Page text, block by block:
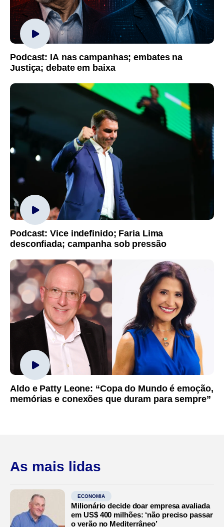
Podcast: IA nas campanhas; embates na
Justiça; debate em baixa
Podcast: Vice indefinido; Faria Lima
desconfiada; campanha sob pressão
Aldo e Patty Leone: “Copa do Mundo é emoção,
memórias e conexões que duram para sempre”
As mais lidas
ECONOMIA
Milionário decide doar empresa avaliada
em US$ 400 milhões: ‘não preciso passar
o verão no Mediterrâneo’